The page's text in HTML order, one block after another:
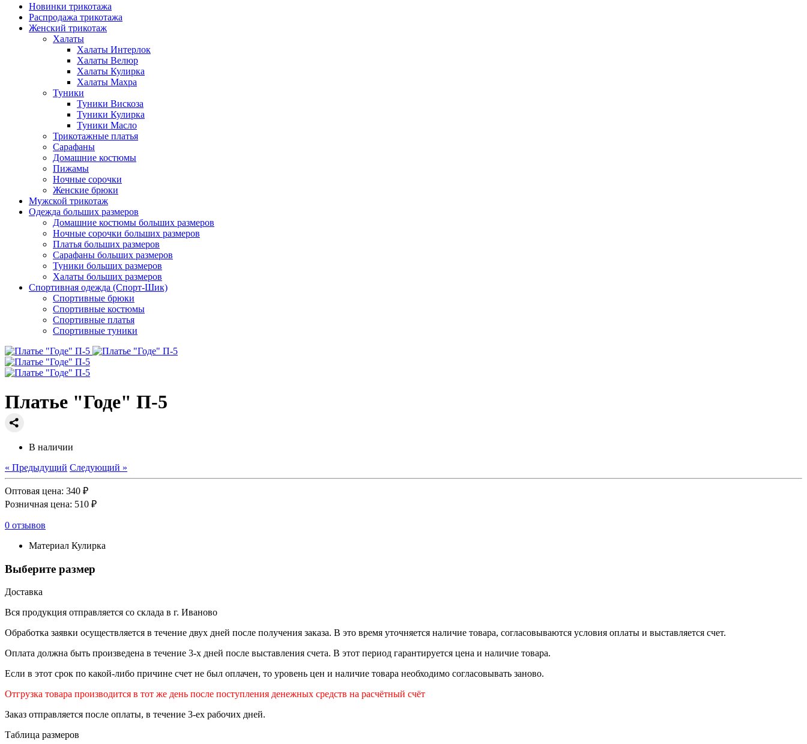
Новинки трикотажа
Распродажа трикотажа
Женский трикотаж
Халаты
Халаты Интерлок
Халаты Велюр
Халаты Кулирка
Халаты Махра
Туники
Туники Вискоза
Туники Кулирка
Туники Масло
Трикотажные платья
Сарафаны
Домашние костюмы
Пижамы
Ночные сорочки
Женские брюки
Мужской трикотаж
Одежда больших размеров
Домашние костюмы больших размеров
Ночные сорочки больших размеров
Платья больших размеров
Сарафаны больших размеров
Туники больших размеров
Халаты больших размеров
Спортивная одежда (Спорт-Шик)
Спортивные брюки
Спортивные костюмы
Спортивные платья
Спортивные туники
Платье "Годе" П-5
В наличии
« Предыдущий Следующий »
Оптовая цена: 340 ₽
Розничная цена: 510 ₽
0 отзывов
Материал Кулирка
Выберите размер
Доставка
Вся продукция отправляется со склада в г. Иваново
Обработка заявки осуществляется в течение двух дней после получения заказа. В это время уточняется наличие товара, согласовываются условия оплаты и выставляется счет.
Оплата должна быть произведена в течение 3-х дней после выставления счета. В этот период гарантируется цена и наличие товара.
Если в этот срок по какой-либо причине счет не был оплачен, то уровень цен и наличие товара необходимо согласовывать заново.
Отгрузка товара производится в тот же день после поступления денежных средств на расчётный счёт
Заказ отправляется после оплаты, в течение 3-ех рабочих дней.
Таблица размеров